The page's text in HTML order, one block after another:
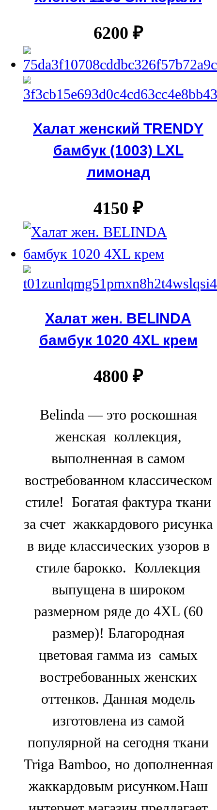
6200 ₽
Халат женский TRENDY
бамбук (1003) LXL
лимонад
4150 ₽
Халат жен. BELINDA
бамбук 1020 4XL крем
4800 ₽
Belinda — это роскошная
женская коллекция,
выполненная в самом
востребованном классическом
стиле! Богатая фактура ткани
за счет жаккардового рисунка
в виде классических узоров в
стиле барокко. Коллекция
выпущена в широком
размерном ряде до 4XL (60
размер)! Благородная
цветовая гамма из самых
востребованных женских
оттенков. Данная модель
изготовлена из самой
популярной на сегодня ткани
Triga Bamboo, но дополненная
жаккардовым рисунком.Наш